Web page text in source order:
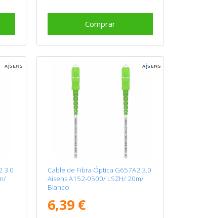
Comprar
3.0
Cable de Fibra Óptica G657A2 3.0
Aisens A152-0500/ LSZH/ 20m/
Blanco
6,39 €